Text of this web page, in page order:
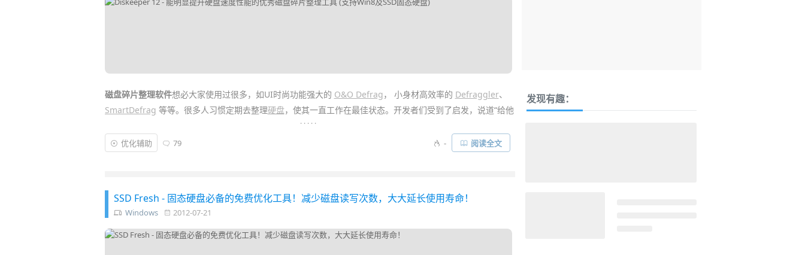
磁盘碎片整理软件想必大家使用过很多，如UI时尚功能强大的 O&O Defrag， 小身材高效率的 Defraggler、
SmartDefrag 等等。很多人习惯定期去整理硬盘，使其一直工作在最佳状态。开发者们受到了启发，说道“给他
们自由！” 于是，现在主流的碎片整理工具也都支持自定义计划任务，或者懂得在电脑闲暇时自动整理空间，主
打“自动化”。
热烈的掌声有请 Diskeeper登台亮相！
. . . . .
优化辅助 79 - 阅读全文
SSD Fresh - 固态硬盘必备的免费优化工具！减少磁盘读写次数，大大延长使用寿命！
Windows 2012-07-21
发现有趣：